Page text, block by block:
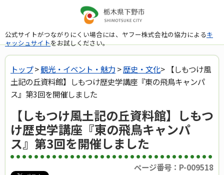
公式サイトがつながりにくい場合には、ヤフー株式会社の協力によるキ
ャッシュサイトをお試しください。
トップ>観光・イベント・魅力 >歴史・文化> 【しもつけ風
土記の丘資料館】しもつけ歴史学講座『東の飛鳥キャンパ
ス』第3回を開催しました
【しもつけ風土記の丘資料館】しもつ
け歴史学講座『東の飛鳥キャンパ
ス』第3回を開催しました
ページ番号：P-009518